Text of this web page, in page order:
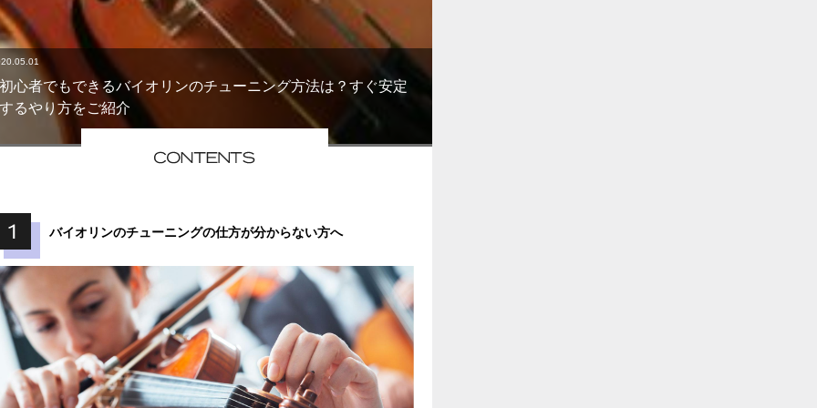
初心者でもできるバイオリンのチューニング方法は？すぐ安定
するやり方をご紹介
バイオリンのチューニングの仕方が分からない方へ